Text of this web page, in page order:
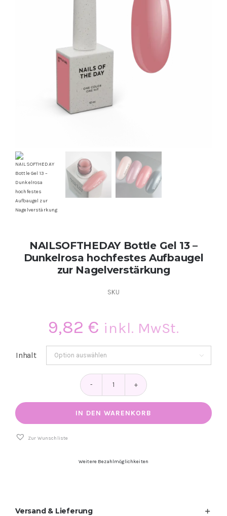
Kundenbewertungen
NAILSOFTHEDAY Bottle Gel 13 –
Dunkelrosa hochfestes Aufbaugel
zur Nagelverstärkung
SKU
9,82€ inkl. MwSt.
Inhalt 
NAILSOFTHEDAY
Bottle
13
–
zur
IN DEN WARENKORB
Zur Wunschliste
Weitere Bezahlmöglichkeiten
Versand & Lieferung